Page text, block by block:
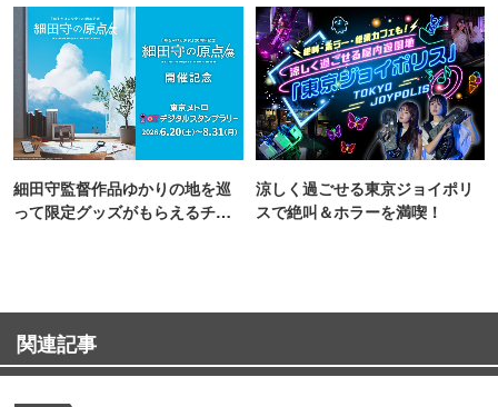
細田守監督作品ゆかりの地を巡
って限定グッズがもらえるチャ
涼しく過ごせる東京ジョイポリ
スで絶叫＆ホラーを満喫！
関連記事